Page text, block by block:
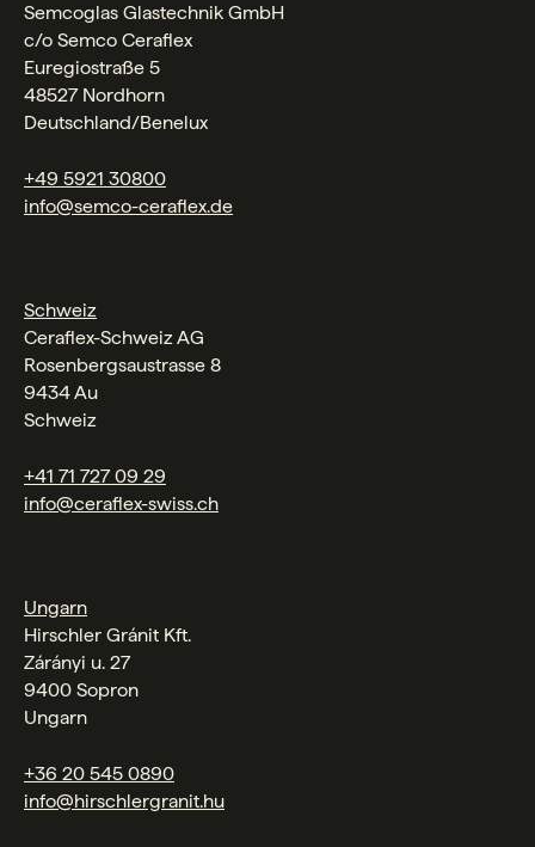
Semcoglas Glastechnik GmbH
c/o Semco Ceraflex
Euregiostraße 5
48527 Nordhorn
Deutschland/Benelux
+49 5921 30800
info@semco-ceraflex.de
Schweiz
Ceraflex-Schweiz AG
Rosenbergsaustrasse 8
9434 Au
Schweiz
+41 71 727 09 29
info@ceraflex-swiss.ch
Ungarn
Hirschler Gránit Kft.
Zárányi u. 27
9400 Sopron
Ungarn
+36 20 545 0890
info@hirschlergranit.hu